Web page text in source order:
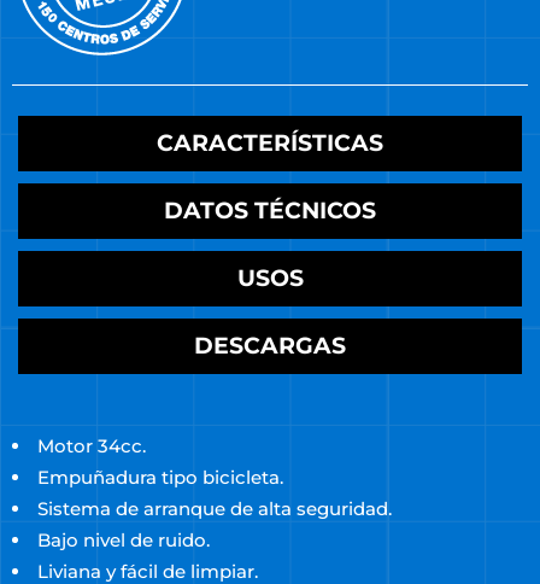
CARACTERÍSTICAS
DATOS TÉCNICOS
USOS
DESCARGAS
Motor 34cc.
Empuñadura tipo bicicleta.
Sistema de arranque de alta seguridad.
Bajo nivel de ruido.
Liviana y fácil de limpiar.